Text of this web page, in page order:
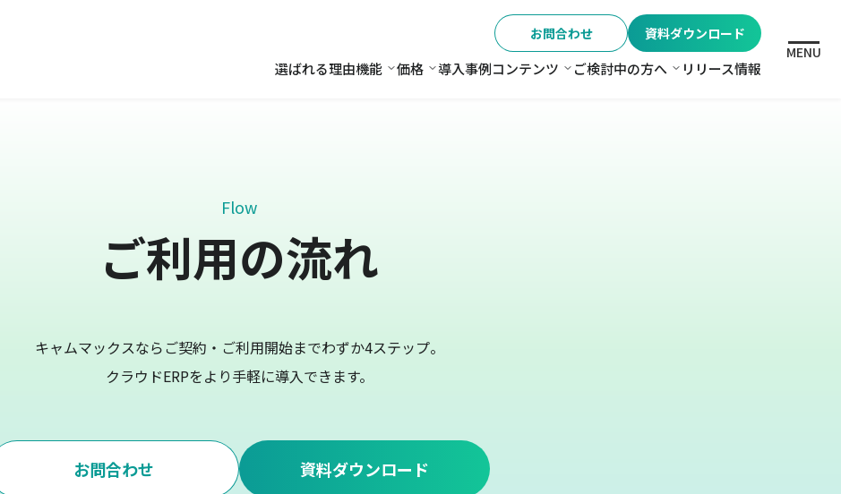
お問合わせ 資料ダウンロード
選ばれる理由機能 機能
価格 価格
導入事例コンテンツ コンテンツ
ご検討中の方へ ご検討中の方へ
リリース情報
MENU
Flow
ご利用の流れ
キャムマックスならご契約・ご利用開始までわずか4ステップ。
クラウドERPをより手軽に導入できます。
お問合わせ 資料ダウンロード